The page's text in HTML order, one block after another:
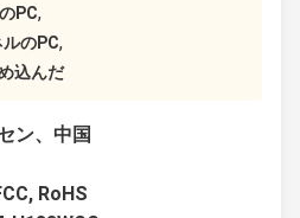
PC,
のPC,
込んだ
ン、中国
RoHS